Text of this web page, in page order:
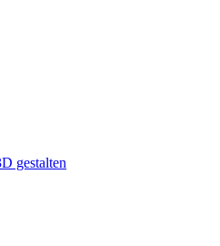
gestalten